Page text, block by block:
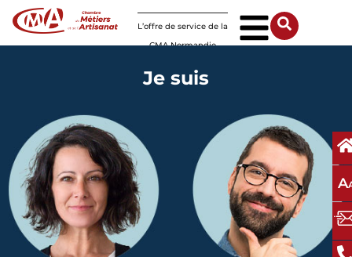
L’offre de service de la
CMA Normandie
A
Je suis
Panneau de gestion des cookies